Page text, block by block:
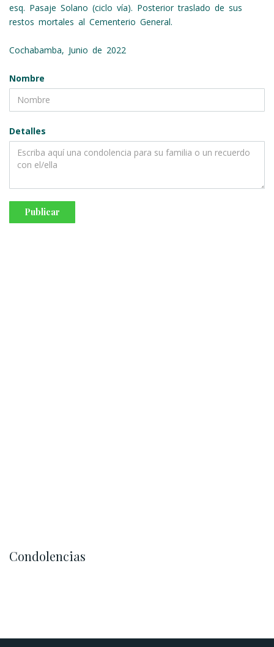
esq. Pasaje Solano (ciclo vía). Posterior traslado de sus
restos mortales al Cementerio General.
Cochabamba, Junio de 2022
Nombre
Detalles
Condolencias